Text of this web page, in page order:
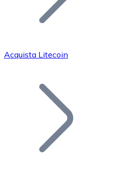
Bitcoin
Acquista Litecoin